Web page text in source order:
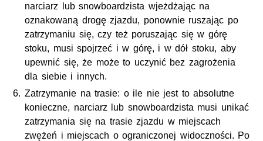
narciarz lub snowboardzista wjeżdżając na
oznakowaną drogę zjazdu, ponownie ruszając po
zatrzymaniu się, czy też poruszając się w górę
stoku, musi spojrzeć i w górę, i w dół stoku, aby
upewnić się, że może to uczynić bez zagrożenia
dla siebie i innych.
Zatrzymanie na trasie: o ile nie jest to absolutne
konieczne, narciarz lub snowboardzista musi unikać
zatrzymania się na trasie zjazdu w miejscach
zwężeń i miejscach o ograniczonej widoczności. Po